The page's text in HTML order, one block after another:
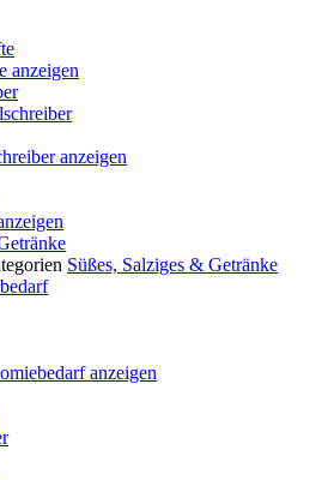
anzeigen
anzeigen
Süßes, Salziges & Getränke
anzeigen